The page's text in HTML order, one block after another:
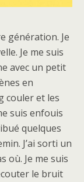
génération. Je
Je me suis
avec un petit
en
couler et les
suis enfouis
quelques
J’ai sorti un
où. Je me suis
le bruit